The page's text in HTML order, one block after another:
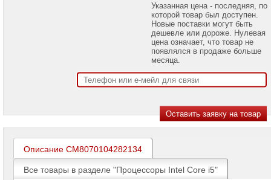
Name
Принтеры
плоттеры
МФУ
Серверы
Указанная цена - последняя, по
которой товар был доступен.
Новые поставки могут быть
дешевле или дороже. Нулевая
цена означает, что товар не
появлялся в продаже больше
месяца.
Описание CM8070104282134
Все товары в разделе "Процессоры Intel Core i5"